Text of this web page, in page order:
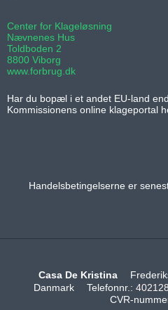
Center for Klageløsning
Nævnenes Hus
Toldboden 2
8800 Viborg
www.forbrug.dk
Har du bopæl i et andet EU-land
Kommissionens online klageportal
Handelsbetingelserne er
Casa De Kristina
Danmark
Telefonnr. :
CVR-